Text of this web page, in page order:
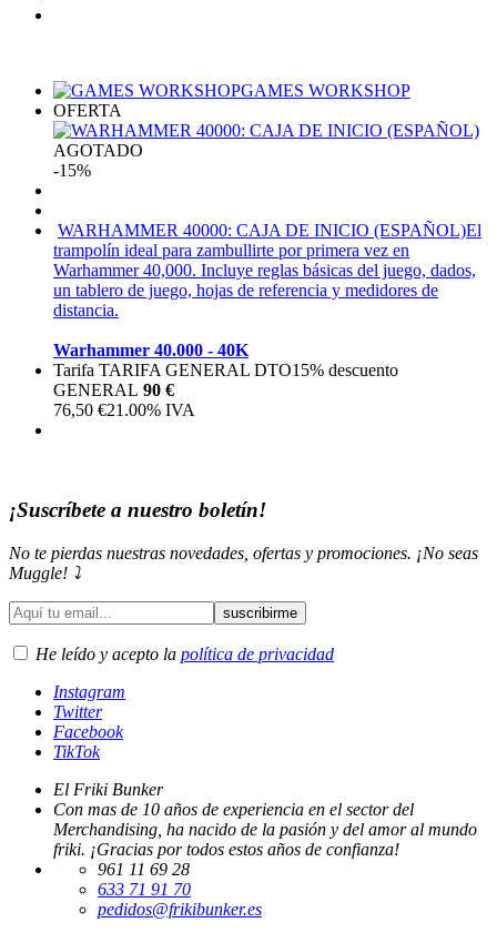
GAMES WORKSHOP
OFERTA
AGOTADO
-15%
WARHAMMER 40000: CAJA DE INICIO (ESPAÑOL)El
trampolín ideal para zambullirte por primera vez en
Warhammer 40,000. Incluye reglas básicas del juego, dados,
un tablero de juego, hojas de referencia y medidores de
distancia.
Warhammer 40.000 - 40K
Tarifa TARIFA GENERAL DTO15% descuento
GENERAL 90 €
76,50 €21.00% IVA
¡Suscríbete a nuestro boletín!
No te pierdas nuestras novedades, ofertas y promociones. ¡No seas
Muggle! ⤵️
He leído y acepto la política de privacidad
Instagram
Twitter
Facebook
TikTok
El Friki Bunker
Con mas de 10 años de experiencia en el sector del
Merchandising, ha nacido de la pasión y del amor al mundo
friki. ¡Gracias por todos estos años de confianza!
961 11 69 28
633 71 91 70
pedidos@frikibunker.es